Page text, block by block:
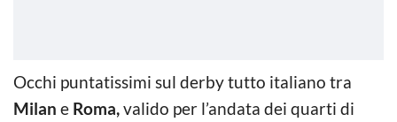
Occhi puntatissimi sul derby tutto italiano tra
Milan e Roma,valido per l’andata dei quarti di